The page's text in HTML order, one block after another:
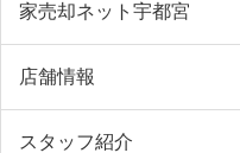
家売却ネット宇都宮
店舗情報
スタッフ紹介